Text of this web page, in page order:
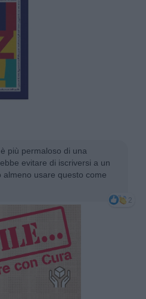
più permaloso di una
evitare di iscriversi a un
almeno usare questo come
2